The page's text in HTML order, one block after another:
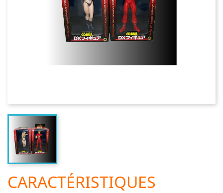
CARACTÉRISTIQUES